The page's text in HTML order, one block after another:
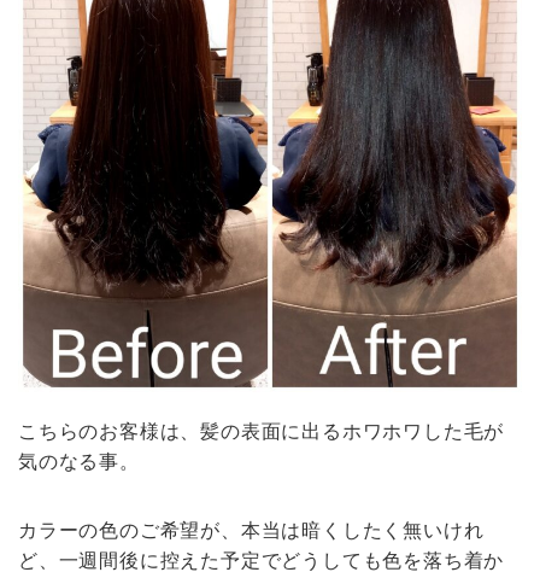
こちらのお客様は、髪の表面に出るホワホワした毛が
気のなる事。
カラーの色のご希望が、本当は暗くしたく無いけれ
ど、一週間後に控えた予定でどうしても色を落ち着か